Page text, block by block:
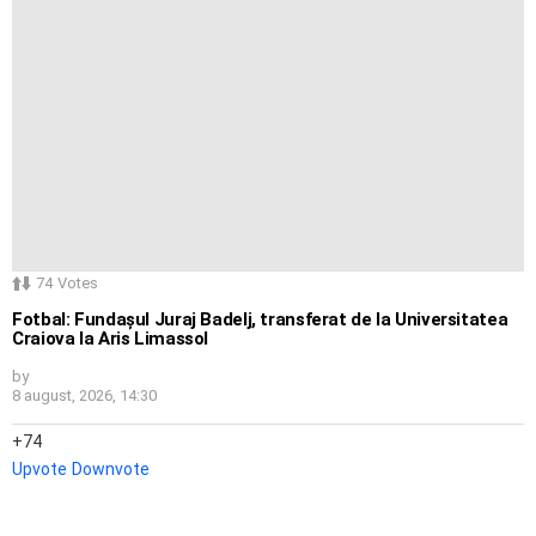
74 Votes
Fotbal: Fundașul Juraj Badelj, transferat de la Universitatea
Craiova la Aris Limassol
by
8 august, 2026, 14:30
74
Upvote Downvote